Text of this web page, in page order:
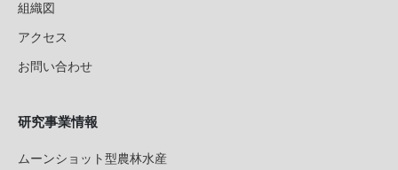
組織図
アクセス
お問い合わせ
研究事業情報
ムーンショット型農林水産